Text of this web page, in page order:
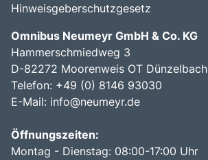
Hinweisgeberschutzgesetz
Omnibus Neumeyr GmbH & Co. KG
Hammerschmiedweg 3
D-82272 Moorenweis OT Dünzelbach
Telefon: +49 (0) 8146 93030
E-Mail: info@neumeyr.de
Öffnungszeiten:
Montag - Dienstag: 08:00-17:00 Uhr